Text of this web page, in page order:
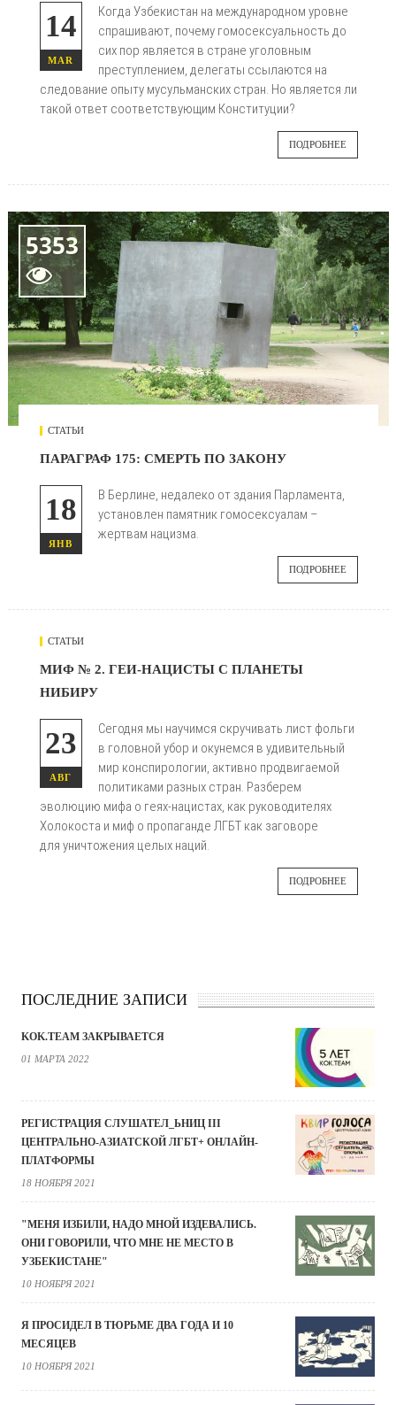
14
MAR
Когда Узбекистан на международном уровне
спрашивают, почему гомосексуальность до
сих пор является в стране уголовным
преступлением, делегаты ссылаются на
следование опыту мусульманских стран. Но является ли
такой ответ соответствующим Конституции?
ПОДРОБНЕЕ
5353

СТАТЬИ
ПАРАГРАФ 175: СМЕРТЬ ПО ЗАКОНУ
18
ЯНВ
В Берлине, недалеко от здания Парламента,
установлен памятник гомосексуалам –
жертвам нацизма.
ПОДРОБНЕЕ
7814

СТАТЬИ
МИФ № 2. ГЕИ-НАЦИСТЫ С ПЛАНЕТЫ
НИБИРУ
23
АВГ
Сегодня мы научимся скручивать лист фольги
в головной убор и окунемся в удивительный
мир конспирологии, активно продвигаемой
политиками разных стран. Разберем
эволюцию мифа о геях-нацистах, как руководителях
Холокоста и миф о пропаганде ЛГБТ как заговоре
для уничтожения целых наций.
ПОДРОБНЕЕ
ПОСЛЕДНИЕ ЗАПИСИ
KOK.TEAM ЗАКРЫВАЕТСЯ
01 МАРТА 2022
РЕГИСТРАЦИЯ СЛУШАТЕЛ_ЬНИЦ III
ЦЕНТРАЛЬНО-АЗИАТСКОЙ ЛГБТ+ ОНЛАЙН-
ПЛАТФОРМЫ
18 НОЯБРЯ 2021
"МЕНЯ ИЗБИЛИ, НАДО МНОЙ ИЗДЕВАЛИСЬ.
ОНИ ГОВОРИЛИ, ЧТО МНЕ НЕ МЕСТО В
УЗБЕКИСТАНЕ"
10 НОЯБРЯ 2021
Я ПРОСИДЕЛ В ТЮРЬМЕ ДВА ГОДА И 10
МЕСЯЦЕВ
10 НОЯБРЯ 2021